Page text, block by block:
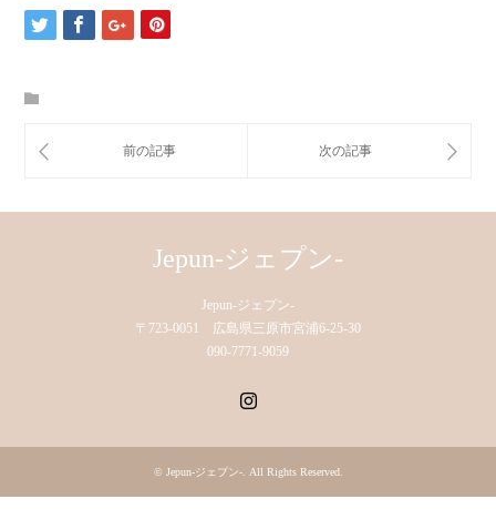
Jepun-ジェプン-
Jepun-ジェプン-
〒723-0051 広島県三原市宮浦6-25-30
090-7771-9059
© Jepun-ジェプン-. All Rights Reserved.